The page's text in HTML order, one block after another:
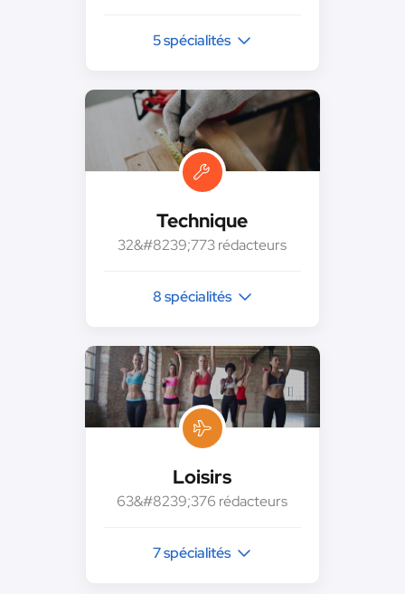
5 spécialités
Technique
32&#8239;773 rédacteurs
8 spécialités
Loisirs
63&#8239;376 rédacteurs
7 spécialités